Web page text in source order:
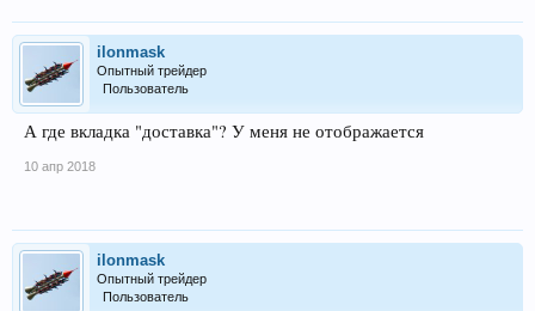
ilonmask
Опытный трейдер
Пользователь
А где вкладка "доставка"? У меня не отображается
10 апр 2018
ilonmask
Опытный трейдер
Пользователь